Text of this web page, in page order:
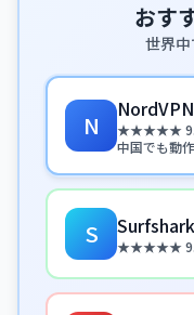
おす
世界
N
NordVPN
★★★★★ 9.5/
中国でも動作
S Surfshark
★★★★★ 9.6/